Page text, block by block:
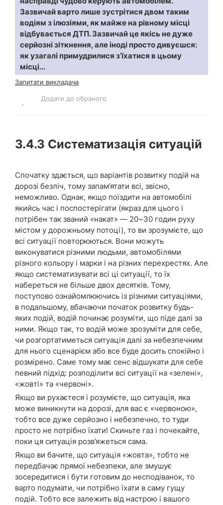
Зазвичай варто лише зустрітися двом таким
водіям з ілюзіями, як майже на рівному місці
відбувається ДТП. Зазвичай це якісь не дуже
серйозні зіткнення, але іноді просто дивуєшся:
як узагалі примудрилися з’їхатися в цьому
місці...
Запитати викладача
Додати до обраного
3.4.3 Систематизація ситуацій
Спочатку здається, що варіантів розвитку подій на
дорозі безліч, тому запам’ятати всі, звісно,
неможливо. Однак, якщо поїздити на автомобілі
якийсь час і поспостерігати (якраз для цього і
потрібен так званий «накат» — 20~30 годин руху
містом у дорожньому потоці), то ви зрозумієте, що
всі ситуації повторюються. Вони можуть
виконуватися різними людьми, автомобілями
різного кольору і марки і на різних перехрестях. Але
якщо систематизувати всі ці ситуації, то їх
набереться не більше двох десятків. Тому,
поступово ознайомлюючись із різними ситуаціями,
в подальшому, вбачаючи початок розвитку будь-
яких подій, водій починає розуміти, що піде далі за
ними. Якщо так, то водій може зрозуміти для себе,
чи розгортатиметься ситуація далі за небезпечним
для нього сценарієм або все буде досить спокійно і
розмірено. Саме тому має сенс відшукати для себе
певний підхід: розподілити всі ситуації на «зелені»,
«жовті» та «червоні».
Якщо ви рухаєтеся і розумієте, що ситуація, яка
може виникнути на дорозі, для вас є «червоною»,
тобто все дуже серйозно і небезпечно, то туди
просто не потрібно їхати! Скиньте газ і почекайте,
поки ця ситуація розв’яжеться сама.
Якщо ви бачите, що ситуація «жовта», тобто не
передбачає прямої небезпеки, але змушує
зосередитися і бути готовим до несподіванок, то
варто подумати, чи потрібно їхати в саму гущу
подій. Тобто все залежить від настрою і вашого